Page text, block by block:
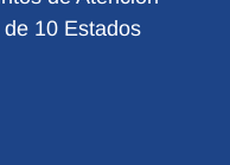
10 Estados